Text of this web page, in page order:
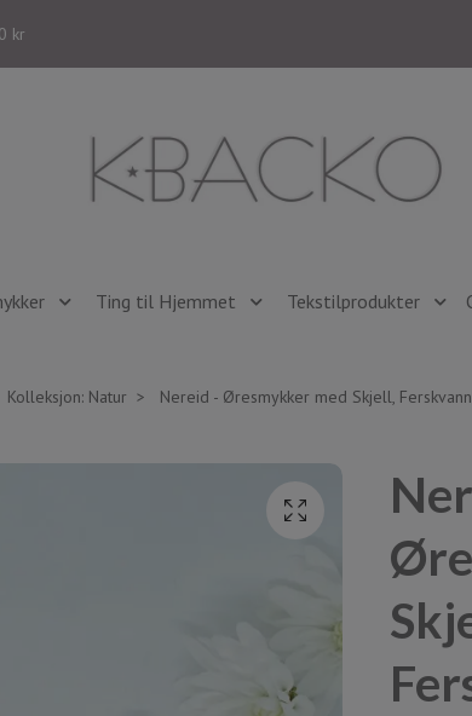
kr
Ting til Hjemmet Tekstilprodukter
Kolleksjon: Natur Nereid - Øresmykker med Skjell,